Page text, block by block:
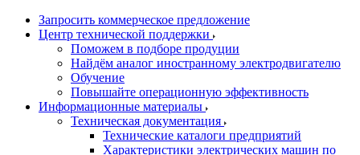
Запросить коммерческое предложение
Центр технической поддержки
Поможем в подборе продуции
Найдём аналог иностранному электродвигателю
Обучение
Повышайте операционную эффективность
Информационные материалы
Техническая документация
Технические каталоги предприятий
Характеристики электрических машин по